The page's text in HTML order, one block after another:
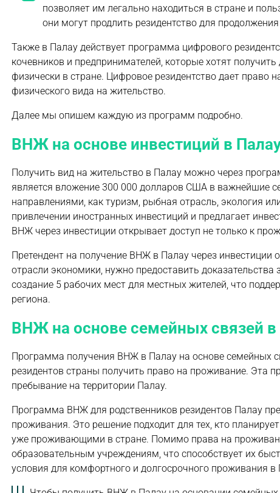
позволяет им легально находиться в стране и
они могут продлить резидентство для
Также в Палау действует программа цифрового
кочевников и предпринимателей, которые хотят
физически в стране. Цифровое резидентство дает право
физического вида на жительство.
Далее мы опишем каждую из программ подробно.
ВНЖ на основе инвестиций в
Получить вид на жительство в Палау можно через
является вложение 300 000 долларов США в важнейшие
направлениями, как туризм, рыбная отрасль, экология
привлечении иностранных инвестиций и предлагает
ВНЖ через инвестиции открывает доступ не только к
Претендент на получение ВНЖ в Палау через
отрасли экономики, нужно предоставить
создание 5 рабочих мест для местных жителей, что
региона.
ВНЖ на основе семейных связей в
Программа получения ВНЖ в Палау на основе семейных
резидентов страны получить право на проживание. Эта
пребывание на территории Палау.
Программа ВНЖ для родственников резидентов Палау
проживания. Это решение подходит для тех, кто
уже проживающими в стране. Помимо права на
образовательным учреждениям, что способствует их
условия для комфортного и долгосрочного проживания в